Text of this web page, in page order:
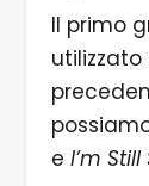
Il primo
e I’m